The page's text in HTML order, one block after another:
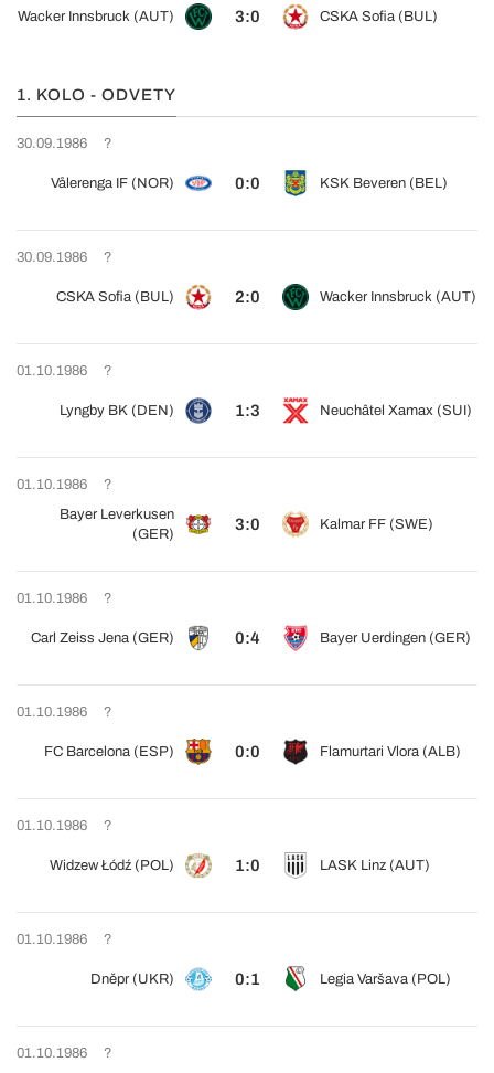
Wacker Innsbruck (AUT) 3:0 CSKA Sofia (BUL)
1. KOLO - ODVETY
30.09.1986 ?
Vålerenga IF (NOR) 0:0 KSK Beveren (BEL)
30.09.1986 ?
CSKA Sofia (BUL) 2:0 Wacker Innsbruck (AUT)
01.10.1986 ?
Lyngby BK (DEN) 1:3 Neuchâtel Xamax (SUI)
01.10.1986
?
Bayer Leverkusen
(GER)
3:0 Kalmar FF (SWE)
01.10.1986 ?
Carl Zeiss Jena (GER) 0:4 Bayer Uerdingen (GER)
01.10.1986 ?
FC Barcelona (ESP) 0:0 Flamurtari Vlora (ALB)
01.10.1986 ?
Widzew Łódź (POL) 1:0 LASK Linz (AUT)
01.10.1986 ?
Dněpr (UKR) 0:1 Legia Varšava (POL)
01.10.1986 ?